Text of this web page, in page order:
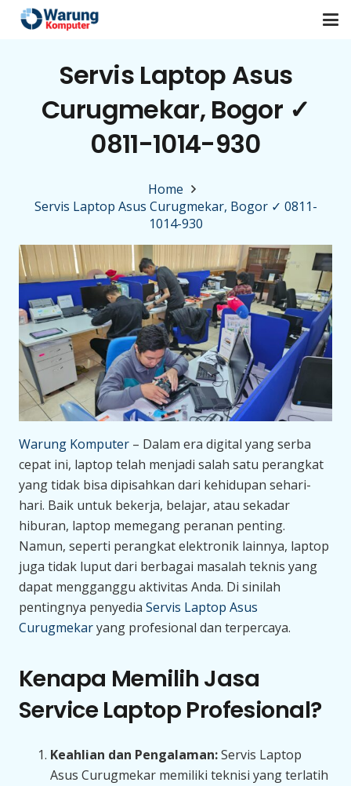
Servis Laptop Asus
Curugmekar, Bogor ✓
0811-1014-930
Home
Servis Laptop Asus Curugmekar, Bogor ✓ 0811-
1014-930
Warung Komputer – Dalam era digital yang serba
cepat ini, laptop telah menjadi salah satu perangkat
yang tidak bisa dipisahkan dari kehidupan sehari-
hari. Baik untuk bekerja, belajar, atau sekadar
hiburan, laptop memegang peranan penting.
Namun, seperti perangkat elektronik lainnya, laptop
juga tidak luput dari berbagai masalah teknis yang
dapat mengganggu aktivitas Anda. Di sinilah
pentingnya penyedia Servis Laptop Asus
Curugmekaryang profesional dan terpercaya.
Kenapa Memilih Jasa
Service Laptop Profesional?
Keahlian dan Pengalaman:Servis Laptop
Asus Curugmekar memiliki teknisi yang terlatih